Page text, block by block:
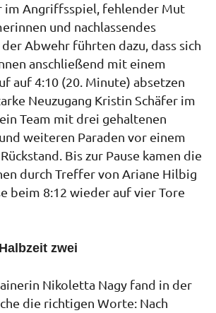
im Angriffsspiel, fehlender Mut
und nachlassendes
Abwehr führten dazu, dass sich
anschließend mit einem
auf 4:10 (20. Minute) absetzen
Neuzugang Kristin Schäfer im
Team mit drei gehaltenen
weiteren Paraden vor einem
Bis zur Pause kamen die
durch Treffer von Ariane Hilbig
beim 8:12 wieder auf vier Tore
zwei
Nikoletta Nagy fand in der
die richtigen Worte: Nach